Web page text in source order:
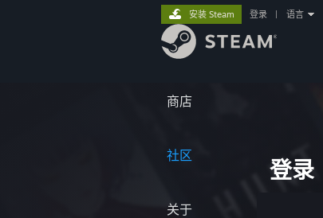
商店
社区
关于
安装 Steam 登录 语言
登录